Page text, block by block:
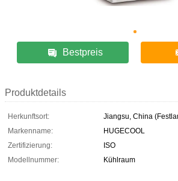
Bestpreis
Produktdetails
Herkunftsort:
Jiangsu, China
Markenname:
HUGECOOL
Zertifizierung:
ISO
Modellnummer:
Kühlraum